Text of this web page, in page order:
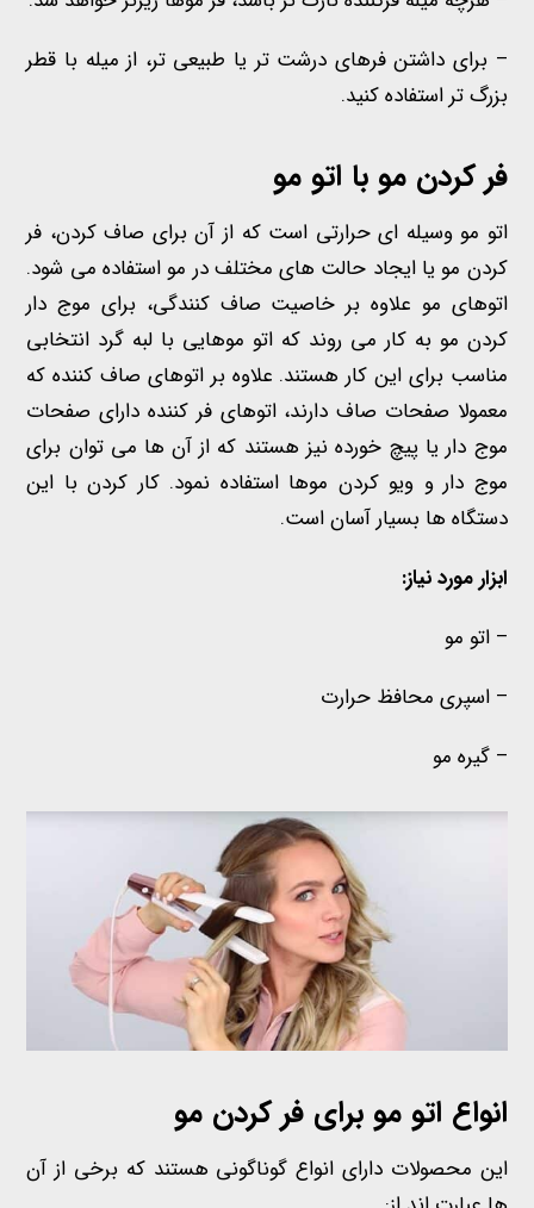
– برای داشتن فرهای درشت تر یا طبیعی تر، از میله با قطر
بزرگ تر استفاده کنید.
فر کردن مو با اتو مو
اتو مو وسیله ای حرارتی است که از آن برای صاف کردن، فر
کردن مو یا ایجاد حالت های مختلف در مو استفاده می شود.
اتوهای مو علاوه بر خاصیت صاف کنندگی، برای موج دار
کردن مو به کار می روند که اتو موهایی با لبه گرد انتخابی
مناسب برای این کار هستند. علاوه بر اتوهای صاف کننده که
معمولا صفحات صاف دارند، اتوهای فر کننده دارای صفحات
موج دار یا پیچ خورده نیز هستند که از آن ها می توان برای
موج دار و ویو کردن موها استفاده نمود. کار کردن با این
دستگاه ها بسیار آسان است.
ابزار مورد نیاز:
– اتو مو
– اسپری محافظ حرارت
– گیره مو
انواع اتو مو برای فر کردن مو
این محصولات دارای انواع گوناگونی هستند که برخی از آن